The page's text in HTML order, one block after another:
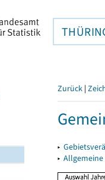
Zurück |
▸
▸